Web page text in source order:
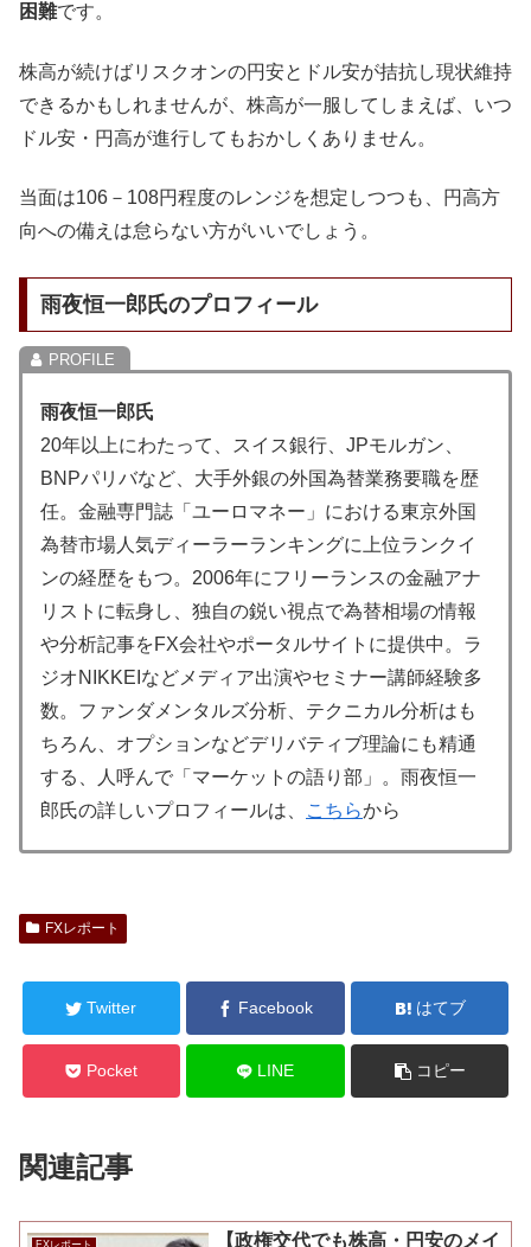
困難です。
株高が続けばリスクオンの円安とドル安が拮抗し現状維持
できるかもしれませんが、株高が一服してしまえば、いつ
ドル安・円高が進行してもおかしくありません。
当面は106－108円程度のレンジを想定しつつも、円高方
向への備えは怠らない方がいいでしょう。
雨夜恒一郎氏のプロフィール
雨夜恒一郎氏
20年以上にわたって、スイス銀行、JPモルガン、
BNPパリバなど、大手外銀の外国為替業務要職を歴
任。金融専門誌「ユーロマネー」における東京外国
為替市場人気ディーラーランキングに上位ランクイ
ンの経歴をもつ。2006年にフリーランスの金融アナ
リストに転身し、独自の鋭い視点で為替相場の情報
や分析記事をFX会社やポータルサイトに提供中。ラ
ジオNIKKEIなどメディア出演やセミナー講師経験多
数。ファンダメンタルズ分析、テクニカル分析はも
ちろん、オプションなどデリバティブ理論にも精通
する、人呼んで「マーケットの語り部」。雨夜恒一
郎氏の詳しいプロフィールは、
こちらから
FXレポート
Twitter Facebook はてブ
Pocket LINE コピー
関連記事
【政権交代でも株高・円安のメイ